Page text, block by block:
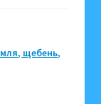
щебень,